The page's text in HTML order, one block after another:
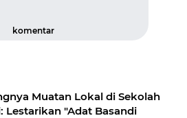
komentar
Muatan Lokal di Sekolah
Lestarikan "Adat Basandi